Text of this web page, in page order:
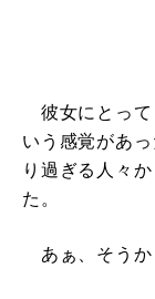
彼女にとって
いう感覚があ
り過ぎる人々
た。
あぁ、そう